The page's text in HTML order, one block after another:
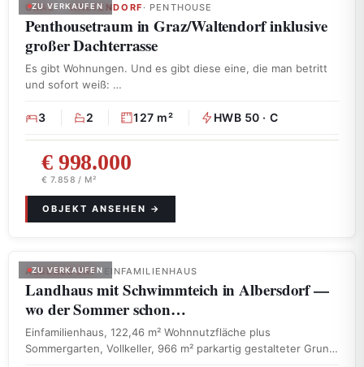
ZU VERKAUFEN
GRAZ – WALTENDORF · PENTHOUSE
Penthousetraum in Graz/Waltendorf inklusive
großer Dachterrasse
Es gibt Wohnungen. Und es gibt diese eine, die man betritt
und sofort weiß: …
3 2 127 m² HWB 50 · C
€ 998.000
€ 7.858 / M²
ZU VERKAUFEN
ALBERSDORF· EINFAMILIENHAUS
Landhaus mit Schwimmteich in Albersdorf —
wo der Sommer schon…
Einfamilienhaus, 122,46 m² Wohnnutzfläche plus
Sommergarten, Vollkeller, 966 m² parkartig gestalteter Grund,